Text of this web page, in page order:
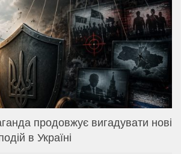
продовжує вигадувати нові
в Україні